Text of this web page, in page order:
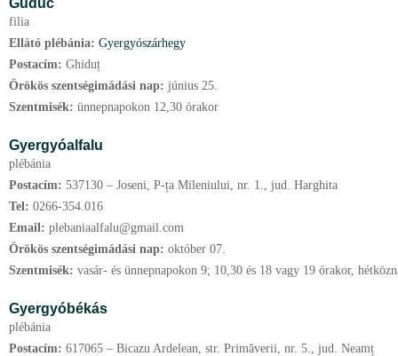
filia
Ellátó plébánia: Gyergyószárhegy
Postacím: Ghiduț
Örökös szentségimádási nap: június 25.
Szentmisék: ünnepnapokon 12,30 órakor
Gyergyóalfalu
plébánia
Postacím: 537130 – Joseni, P-ța Mileniului, nr. 1., jud. Harghita
Tel: 0266-354.016
Email: plebaniaalfalu@gmail.com
Örökös szentségimádási nap: október 07.
Szentmisék: vasár- és ünnepnapokon 9; 10,30 és 18 vagy 19 órakor,
Gyergyóbékás
plébánia
Postacím: 617065 – Bicazu Ardelean, str. Primăverii, nr. 5., jud. Neamț